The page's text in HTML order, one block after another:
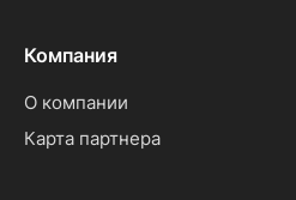
Компания
О компании
Карта партнера